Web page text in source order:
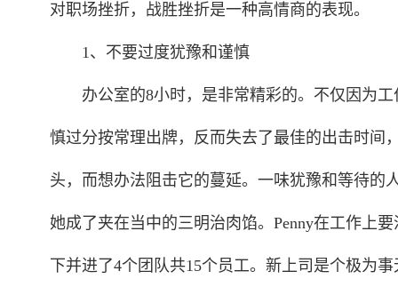
对职场挫折，战胜挫折是一种高情商的表现。
1、不要过度犹豫和谨慎
办公室的8小时，是非常精彩的。不仅因为工
慎过分按常理出牌，反而失去了最佳的出击时间
头，而想办法阻击它的蔓延。一味犹豫和等待的
她成了夹在当中的三明治肉馅。Penny在工作上
下并进了4个团队共15个员工。新上司是个极为